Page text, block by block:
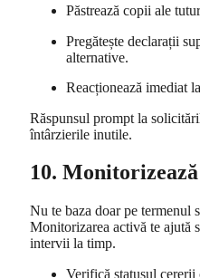
Păstrează copii ale
Pregătește declarații
alternative.
Reacționează imediat
Răspunsul prompt la
întârzierile inutile.
10.
Nu te baza doar pe termenul
Monitorizarea activă te ajută
intervii la timp.
Verifică statusul